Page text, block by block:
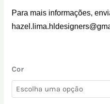
Para mais informações,
Cor